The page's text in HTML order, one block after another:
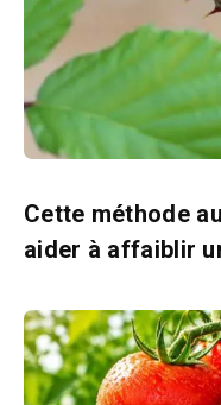
Cette méthode
aider à affaiblir